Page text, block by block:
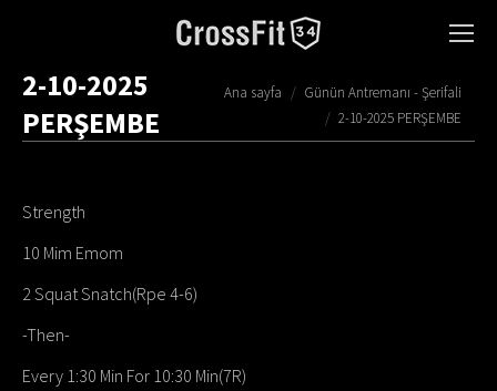
2-10-2025
PERŞEMBE
You are here:
Ana sayfa
Günün Antremanı - Şerifali
2-10-2025 PERŞEMBE
Strength
10 Mim Emom
2 Squat Snatch(Rpe 4-6)
-Then-
Every 1:30 Min For 10:30 Min(7R)